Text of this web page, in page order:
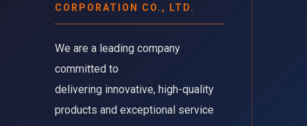
CORPORATION CO., LTD.
We are a leading company
committed to
delivering innovative, high-quality
products and exceptional service